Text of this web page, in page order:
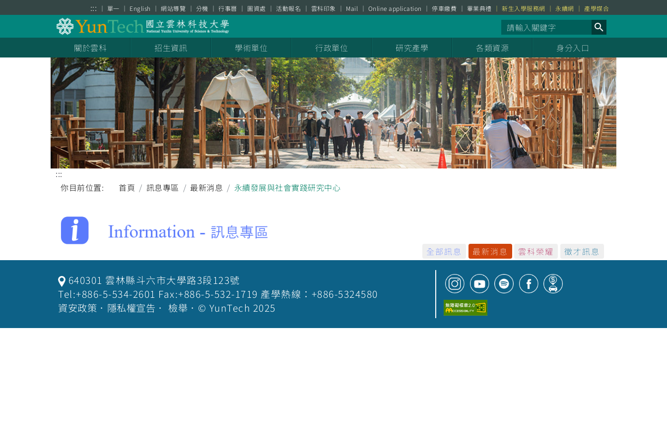
::: 單一 English 網站導覽 分機 行事曆 圖資處 活動報名 雲科印象 Mail Online application 停車繳費 畢業典禮 新生入學服務網 永續網 產學媒合
關於雲科 招生資訊 學術單位 行政單位 研究產學 各類資源 身分入口
:::
你目前位置:
首頁 訊息專區 最新消息 永續發展與社會實踐研究中心
全部訊息 最新消息 雲科榮耀 徵才訊息
640301 雲林縣斗六市大學路3段123號
Tel:+886-5-534-2601 Fax:+886-5-532-1719 產學熱線：+886-5324580
資安政策 ． 隱私權宣告 ． 檢舉 ．© YunTech 2025